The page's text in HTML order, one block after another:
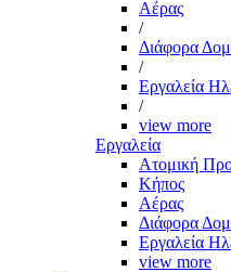
Αέρας
/
Διάφορα
/
Εργαλεία
/
view more
Εργαλεία
Aτομική
Kήπος
Αέρας
Διάφορα
Εργαλεία
view more